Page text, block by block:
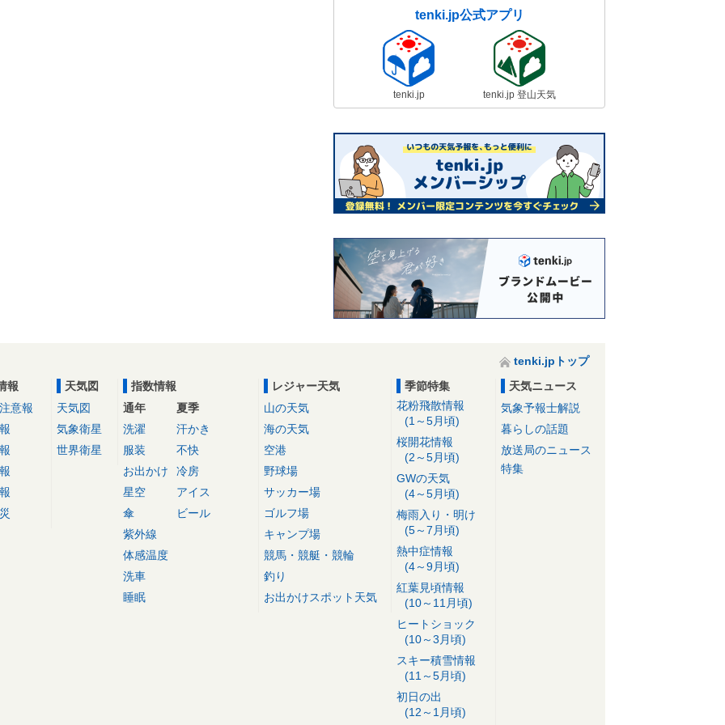
tenki.jp公式アプリ
tenki.jp tenki.jp 登山天気
tenki.jpトップ
報
意報
天気図
天気図
気象衛星
世界衛星
指数情報
通年
洗濯
服装
お出かけ
星空
傘
紫外線
体感温度
洗車
睡眠
夏季
汗かき
不快
冷房
アイス
ビール
レジャー天気
山の天気
海の天気
空港
野球場
サッカー場
ゴルフ場
キャンプ場
競馬・競艇・競輪
釣り
お出かけスポット天気
季節特集
花粉飛散情報
(1～5月頃)
桜開花情報
(2～5月頃)
GWの天気
(4～5月頃)
梅雨入り・明け
(5～7月頃)
熱中症情報
(4～9月頃)
紅葉見頃情報
(10～11月頃)
ヒートショック
(10～3月頃)
スキー積雪情報
(11～5月頃)
初日の出
(12～1月頃)
天気ニュース
気象予報士解説
暮らしの話題
放送局のニュース
特集